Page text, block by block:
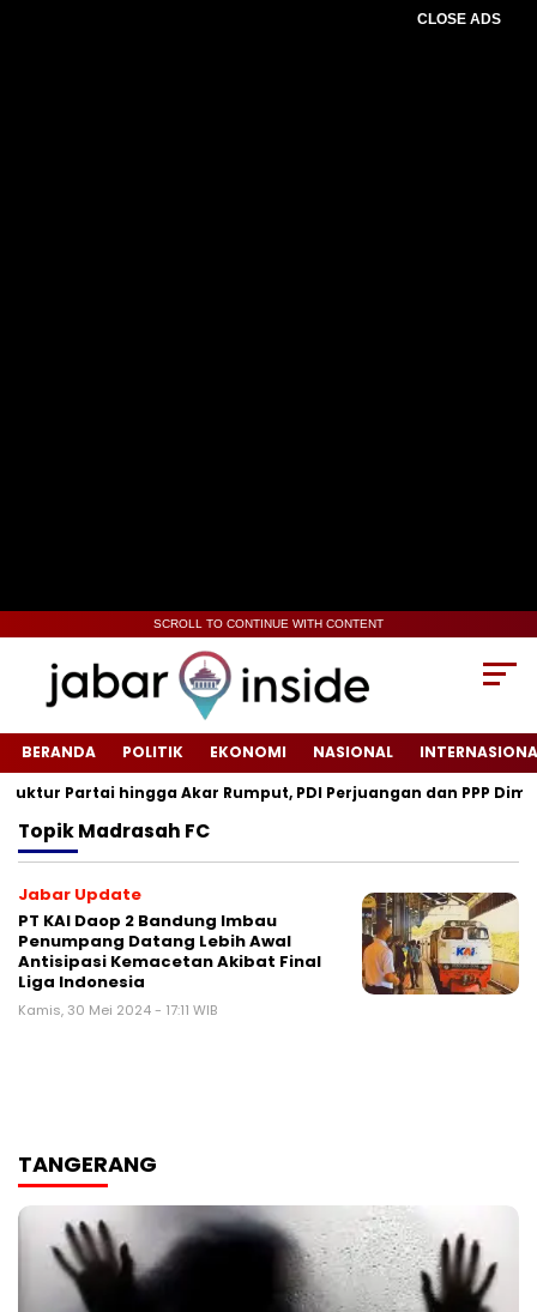
CLOSE ADS
SCROLL TO CONTINUE WITH CONTENT
BERANDA POLITIK EKONOMI NASIONAL
Partai hingga Akar Rumput, PDI Perjuangan dan PPP
TopikMadrasah FC
Jabar Update
PT KAI Daop 2 Bandung Imbau
Penumpang Datang Lebih Awal
Antisipasi Kemacetan Akibat Final
Liga Indonesia
Kamis, 30 Mei 2024 - 17:11 WIB
TANGERANG